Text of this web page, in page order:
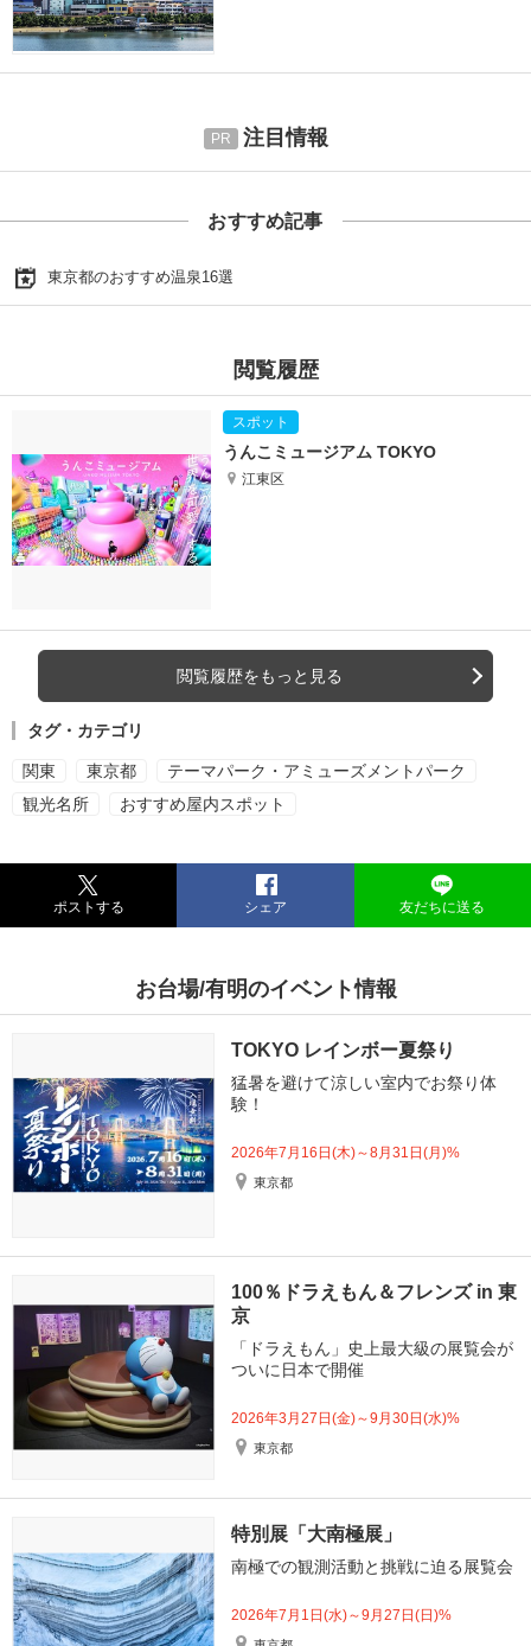
注目情報
おすすめ記事
東京都のおすすめ温泉16選
閲覧履歴
うんこミュージアム TOKYO
江東区
閲覧履歴をもっと見る
タグ・カテゴリ
関東 東京都
テーマパーク・アミューズメントパーク
観光名所
おすすめ屋内スポット
ポストする シェア 友だちに送る
お台場/有明のイベント情報
TOKYO レインボー夏祭り
猛暑を避けて涼しい室内でお祭り体
験！
2026年7月16日(木)～8月31日(月)%
東京都
100％ドラえもん＆フレンズ in 東
京
「ドラえもん」史上最大級の展覧会が
ついに日本で開催
2026年3月27日(金)～9月30日(水)%
東京都
特別展「大南極展」
南極での観測活動と挑戦に迫る展覧会
2026年7月1日(水)～9月27日(日)%